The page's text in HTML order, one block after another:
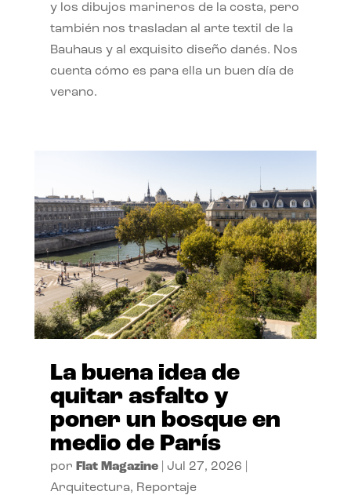
y los dibujos marineros de la costa, pero
también nos trasladan al arte textil de la
Bauhaus y al exquisito diseño danés. Nos
cuenta cómo es para ella un buen día de
verano.
La buena idea de
quitar asfalto y
poner un bosque en
medio de París
por Flat Magazine| Jul 27, 2026
Arquitectura, Reportaje